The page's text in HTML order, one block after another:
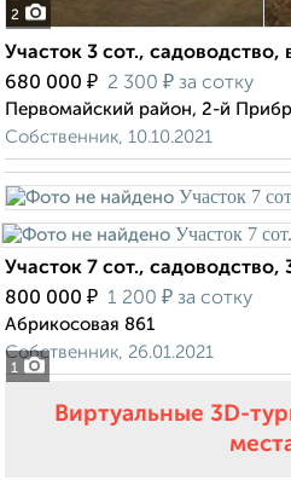
2
Участок 3 сот., садоводство,
680 000 ₽ 2 300 ₽ за сотку
Первомайский район, 2-й
Собственник, 10.10.2021
1
Участок 7 сот., садоводство,
800 000 ₽ 1 200 ₽ за сотку
Абрикосовая 861
Собственник, 26.01.2021
Виртуальные 3D-